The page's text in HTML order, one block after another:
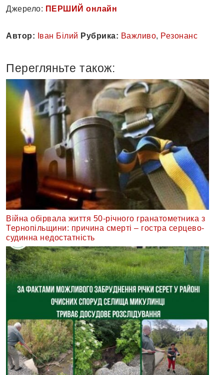
Джерело: ПЕРШИЙ онлайн
Автор: Іван Білий Рубрика: Важливо, Резонанс
Перегляньте також:
Війна обірвала життя 50-річного гранатометника з
Тернопільщини: причина смерті – гостра серцево-
судинна недостатність